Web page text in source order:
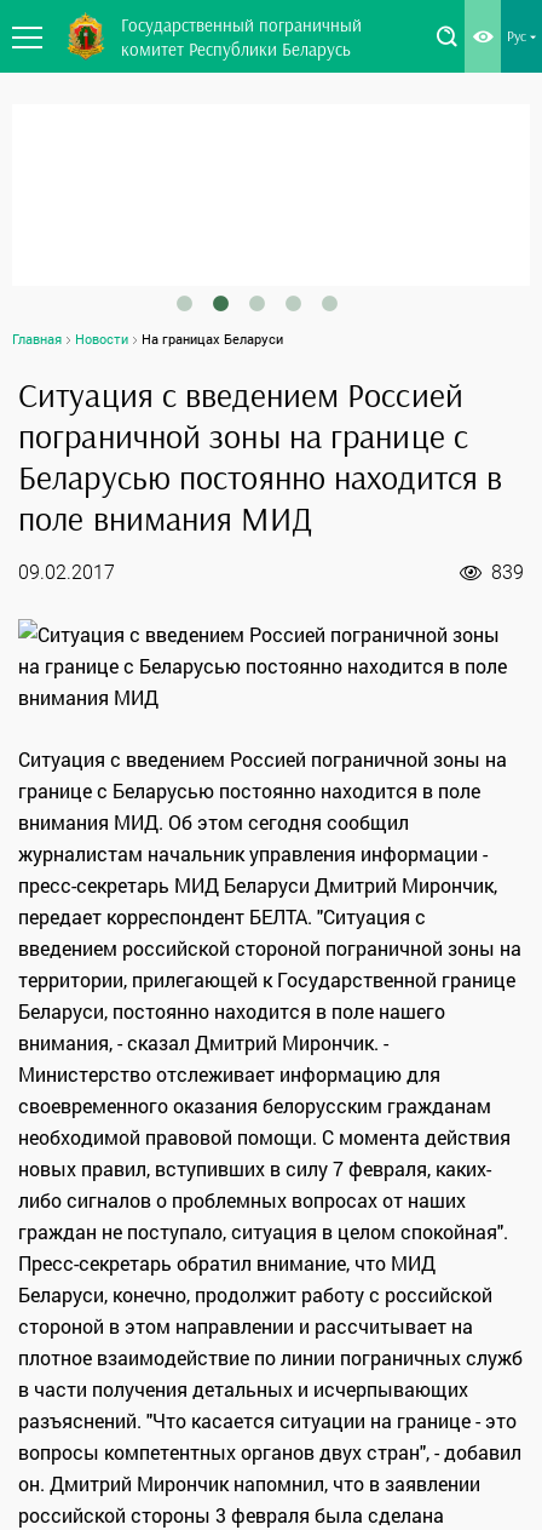
Государственный пограничный
комитет Республики Беларусь
Рус
Главная Новости На границах Беларуси
Ситуация с введением Россией
пограничной зоны на границе с
Беларусью постоянно находится в
поле внимания МИД
09.02.2017 839
Ситуация с введением Россией пограничной зоны на
границе с Беларусью постоянно находится в поле
внимания МИД. Об этом сегодня сообщил
журналистам начальник управления информации -
пресс-секретарь МИД Беларуси Дмитрий Мирончик,
передает корреспондент БЕЛТА. "Ситуация с
введением российской стороной пограничной зоны на
территории, прилегающей к Государственной границе
Беларуси, постоянно находится в поле нашего
внимания, - сказал Дмитрий Мирончик. -
Министерство отслеживает информацию для
своевременного оказания белорусским гражданам
необходимой правовой помощи. С момента действия
новых правил, вступивших в силу 7 февраля, каких-
либо сигналов о проблемных вопросах от наших
граждан не поступало, ситуация в целом спокойная".
Пресс-секретарь обратил внимание, что МИД
Беларуси, конечно, продолжит работу с российской
стороной в этом направлении и рассчитывает на
плотное взаимодействие по линии пограничных служб
в части получения детальных и исчерпывающих
разъяснений. "Что касается ситуации на границе - это
вопросы компетентных органов двух стран", - добавил
он. Дмитрий Мирончик напомнил, что в заявлении
российской стороны 3 февраля была сделана